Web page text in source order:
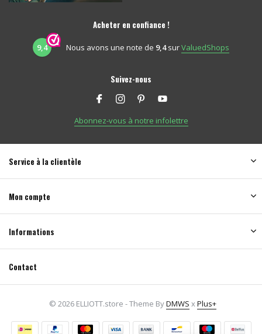
Acheter en confiance !
9,4 Nous avons une note de 9,4surValuedShops
Suivez-nous
Abonnez-vous à notre infolettre
Service à la clientèle
Mon compte
Informations
Contact
© 2026 ELLIOTT.store - Theme ByDMWS xPlus+